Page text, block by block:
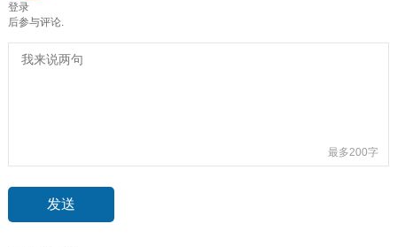
登录
后参与评论.
最多200字